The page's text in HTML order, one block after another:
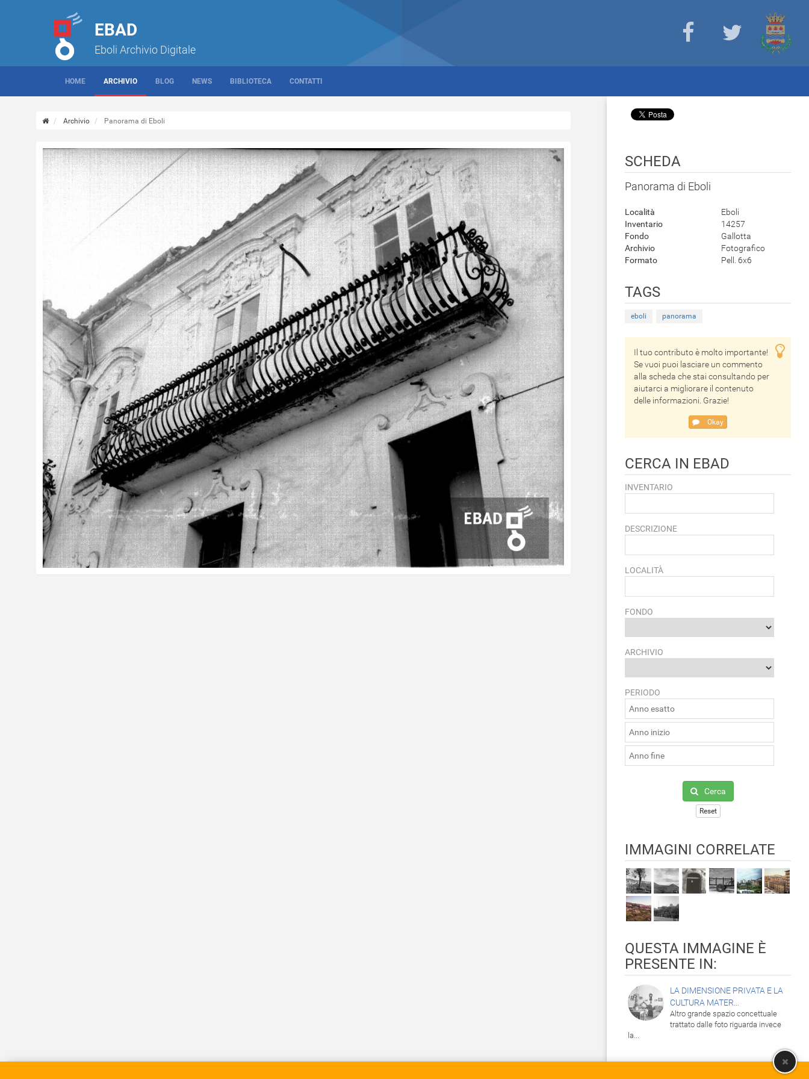
EBAD
Eboli Archivio Digitale
HOME ARCHIVIO BLOG NEWS BIBLIOTECA CONTATTI
Archivio Panorama di Eboli
SCHEDA
Panorama di Eboli
Località
Eboli
Inventario
14257
Fondo
Gallotta
Archivio
Fotografico
Formato
Pell. 6x6
TAGS
eboli panorama
Il tuo contributo è molto importante!
Se vuoi puoi lasciare un commento
alla scheda che stai consultando per
aiutarci a migliorare il contenuto
delle informazioni. Grazie!
Okay
CERCA IN EBAD
INVENTARIO
DESCRIZIONE
LOCALITÀ
FONDO
ARCHIVIO
PERIODO
Cerca
Reset
IMMAGINI CORRELATE
QUESTA IMMAGINE È
PRESENTE IN:
LA DIMENSIONE PRIVATA E LA
CULTURA MATER...
Altro grande spazio concettuale
trattato dalle foto riguarda invece
la...